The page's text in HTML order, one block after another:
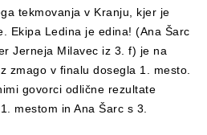
tekmovanja v Kranju, kjer je
Ekipa Ledina je edina! (Ana Šarc
Jerneja Milavec iz 3. f) je na
zmago v finalu dosegla 1. mesto.
govorci odlične rezultate
mestom in Ana Šarc s 3.